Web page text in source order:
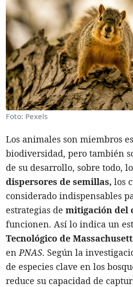
Foto: Pexels
Los animales son miembros
biodiversidad, pero también
de su desarrollo, sobre todo,
dispersores de semillas, los
considerado indispensables
estrategias de mitigación del
funcionen. Así lo indica un
Tecnológico de
en PNAS. Según la
de especies clave en los
reduce su capacidad de